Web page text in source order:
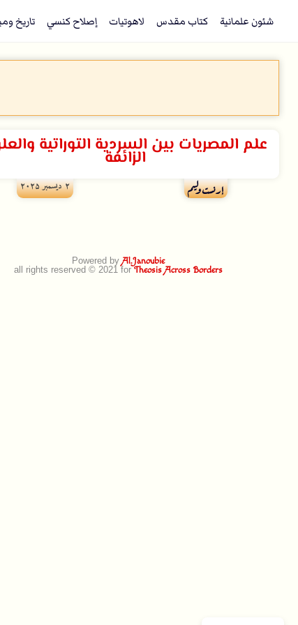
شئون علمانية كتاب مقدس لاهوتيات إصلاح كنسي تاريخ
علم المصريات بين السردية التوراتية
الزائفة
إرنست وليم ۲ ديسمبر ۲۰۲۵
Powered byAl.Janoubie
all rights reserved © 2021 forTheosis Across Borders